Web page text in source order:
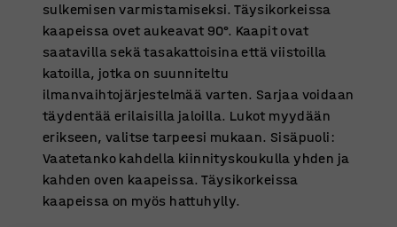
sulkemisen varmistamiseksi. Täysikorkeissa
kaapeissa ovet aukeavat 90°. Kaapit ovat
saatavilla sekä tasakattoisina että viistoilla
katoilla, jotka on suunniteltu
ilmanvaihtojärjestelmää varten. Sarjaa voidaan
täydentää erilaisilla jaloilla. Lukot myydään
erikseen, valitse tarpeesi mukaan. Sisäpuoli:
Vaatetanko kahdella kiinnityskoukulla yhden ja
kahden oven kaapeissa. Täysikorkeissa
kaapeissa on myös hattuhylly.